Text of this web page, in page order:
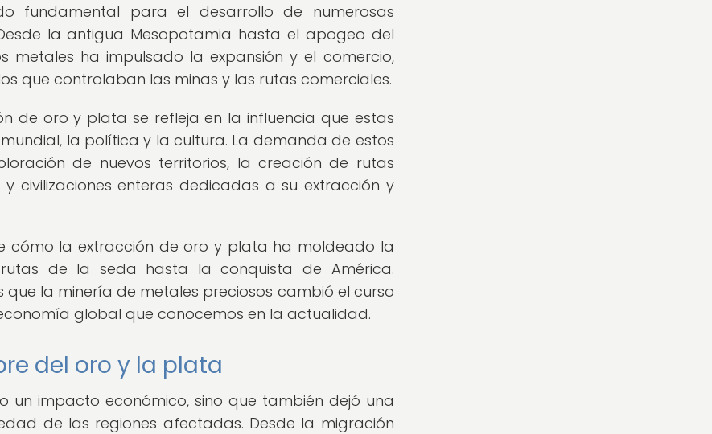
fundamental para el desarrollo de numerosas
la antigua Mesopotamia hasta el apogeo del
metales ha impulsado la expansión y el comercio,
que controlaban las minas y las rutas comerciales.
de oro y plata se refleja en la influencia que estas
la política y la cultura. La demanda de estos
de nuevos territorios, la creación de rutas
civilizaciones enteras dedicadas a su extracción y
cómo la extracción de oro y plata ha moldeado la
de la seda hasta la conquista de América.
que la minería de metales preciosos cambió el curso
global que conocemos en la actualidad.
del oro y la plata
impacto económico, sino que también dejó una
de las regiones afectadas. Desde la migración